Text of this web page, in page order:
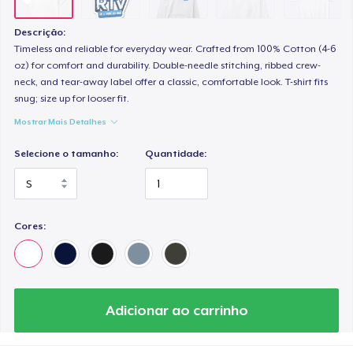
Descrição:
Timeless and reliable for everyday wear. Crafted from 100% Cotton (4-6
oz) for comfort and durability. Double-needle stitching, ribbed crew-
neck, and tear-away label offer a classic, comfortable look. T-shirt fits
snug; size up for looser fit.
Mostrar Mais Detalhes
Selecione o tamanho: Quantidade:
Cores:
Adicionar ao carrinho
Classic Long Sleeve Tee
Next Level 3600 | Premium Ring-Spun Cotton T-Shirt
US$ 18,74